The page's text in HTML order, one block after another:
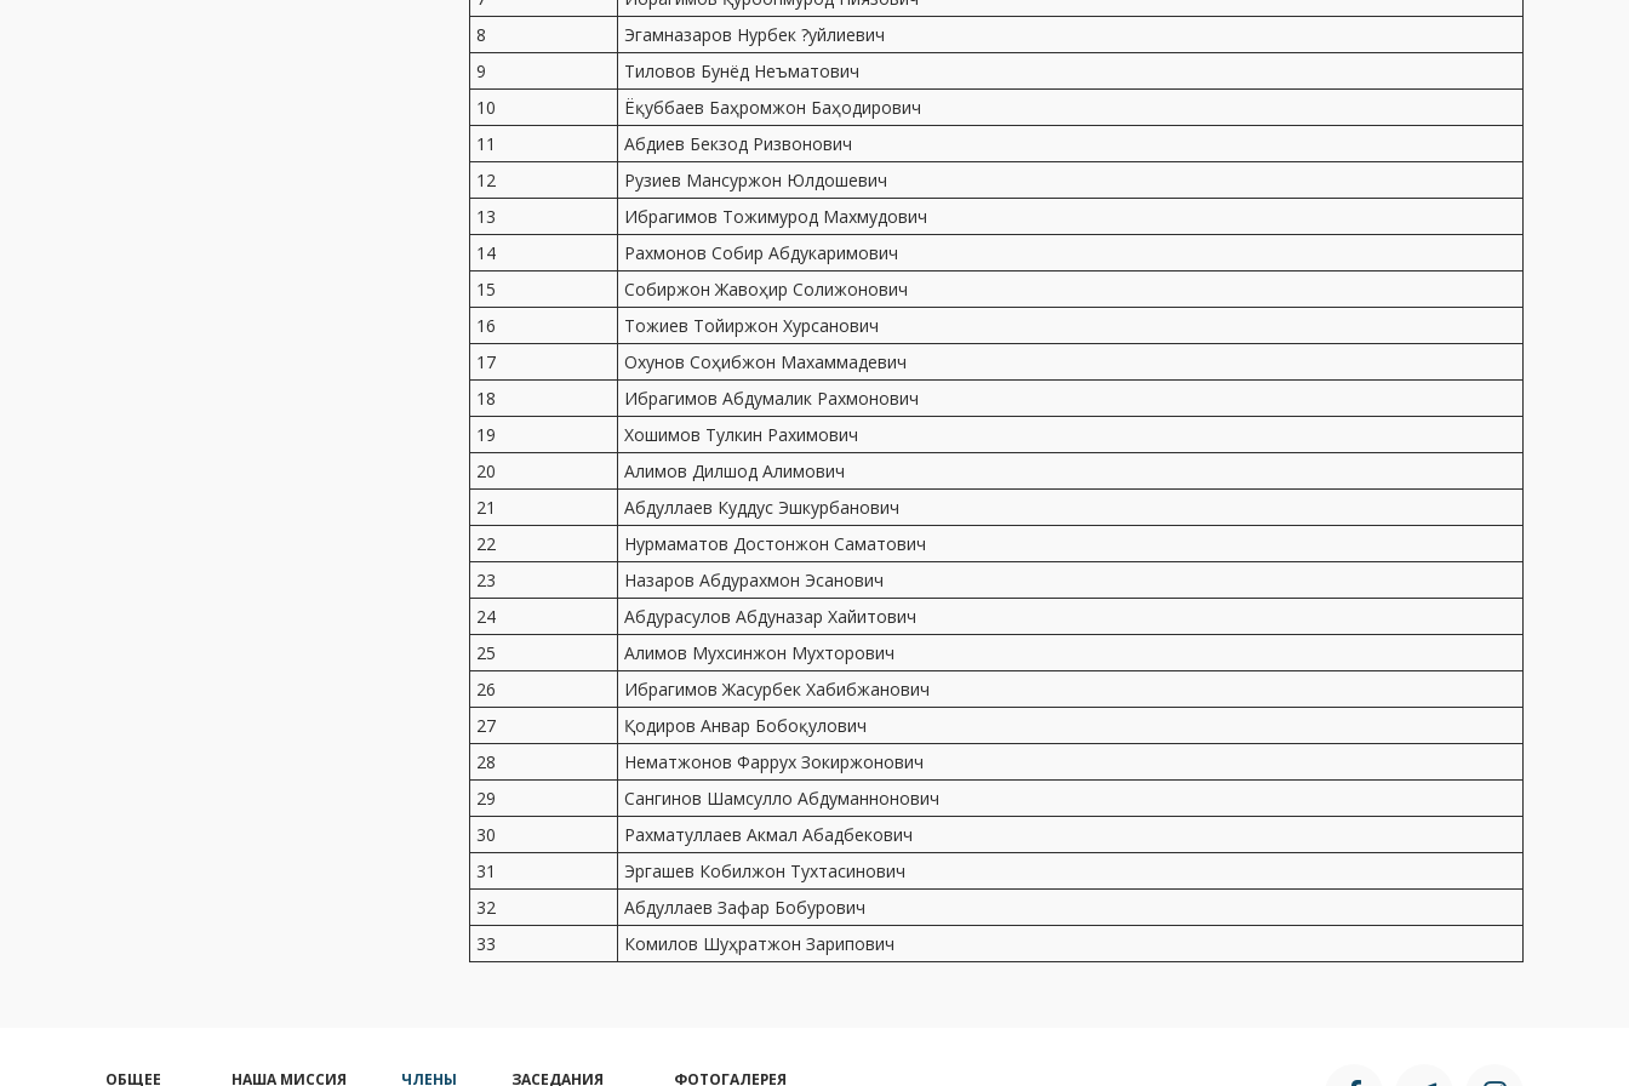
8
Эгамназаров Нурбек ?уйлиевич
9
Тиловов Бунёд Неъматович
10
Ёқуббаев Баҳромжон Баҳодирович
11
Абдиев Бекзод Ризвонович
12
Рузиев Мансуржон Юлдошевич
13
Ибрагимов Тожимурод Махмудович
14
Рахмонов Собир Абдукаримович
15
Собиржон Жавоҳир Солижонович
16
Тожиев Тойиржон Хурсанович
17
Охунов Соҳибжон Махаммадевич
18
Ибрагимов Абдумалик Рахмонович
19
Хошимов Тулкин Рахимович
20
Алимов Дилшод Алимович
21
Абдуллаев Куддус Эшкурбанович
22
Нурмаматов Достонжон Саматович
23
Назаров Абдурахмон Эсанович
24
Абдурасулов Абдуназар Хайитович
25
Алимов Мухсинжон Мухторович
26
Ибрагимов Жасурбек Хабибжанович
27
Қодиров Анвар Бобоқулович
28
Нематжонов Фаррух Зокиржонович
29
Сангинов Шамсулло Абдуманнонович
30
Рахматуллаев Акмал Абадбекович
31
Эргашев Кобилжон Тухтасинович
32
Абдуллаев Зафар Бобурович
33
Комилов Шуҳратжон Зарипович
ОБЩЕЕ НАША МИССИЯ ЧЛЕНЫ ЗАСЕДАНИЯ ФОТОГАЛЕРЕЯ